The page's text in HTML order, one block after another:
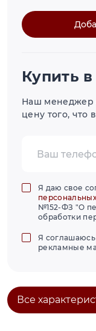
Купить в
Наш менеджер
цену того, что
Я даю свое
№152-ФЗ "О
обработки
Я
рекламные
Все